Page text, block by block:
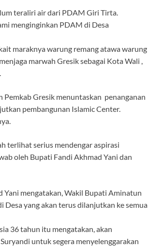
teraliri air dari PDAM Giri Tirta.
menginginkan PDAM di Desa
maraknya warung remang atawa warung
marwah Gresik sebagai Kota Wali ,
Pemkab Gresik menuntaskan penanganan
pembangunan Islamic Center.
terlihat serius mendengar aspirasi
oleh Bupati Fandi Akhmad Yani dan
mengatakan, Wakil Bupati Aminatun
yang akan terus dilanjutkan ke semua
36 tahun itu mengatakan, akan
untuk segera menyelenggarakan